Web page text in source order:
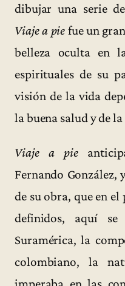
dibujar una serie
Viaje a pie fue un
belleza oculta en
espirituales de su
visión de la vida
la buena salud y de
Viaje a pie
Fernando González,
de su obra, que en
definidos, aquí
Suramérica, la
colombiano, la